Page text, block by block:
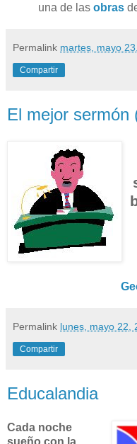
una de las obras
Permalink martes, mayo
Compartir
El mejor sermón
Permalink lunes, mayo 22,
Compartir
Educalandia
Cada noche